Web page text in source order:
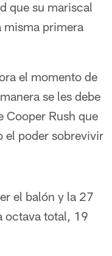
que su mariscal
misma primera
el momento de
se les debe
Cooper Rush que
el poder sobrevivir
el balón y la 27
octava total, 19